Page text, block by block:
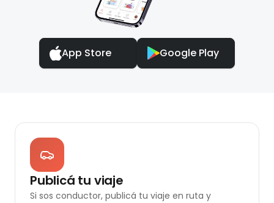
App Store Google Play
Publicá tu viaje
Si sos conductor, publicá tu viaje en ruta y